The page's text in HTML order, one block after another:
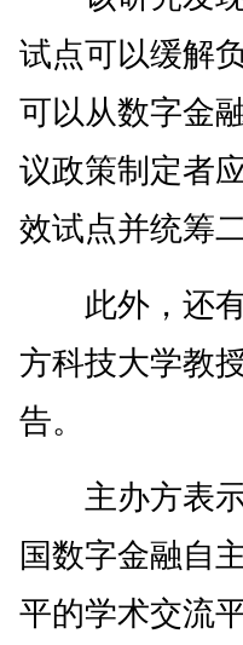
试点可以缓解
可以从数字金
议政策制定者
效试点并统筹
此外，还有
方科技大学教
告。
主办方表示
国数字金融自
平的学术交流